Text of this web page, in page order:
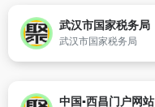
武汉市国家税务局
武汉市国家税务局
中国▪西昌门户网站